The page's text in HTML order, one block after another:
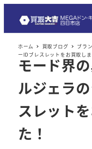
ホーム 買取ブログ ブラ
ーIDブレスレットをお買取しま
モード界
ルジェラ
スレット
た！